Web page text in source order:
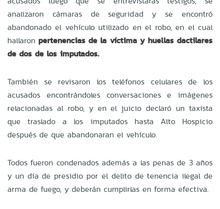
analizaron cámaras de seguridad y se encontró
abandonado el vehículo utilizado en el robo, en el cual
hallaron pertenencias de la víctima y huellas dactilares
de dos de los imputados.
También se revisaron los teléfonos celulares de los
acusados encontrándoles conversaciones e imágenes
relacionadas al robo, y en el juicio declaró un taxista
que traslado a los imputados hasta Alto Hospicio
después de que abandonaran el vehículo.
Todos fueron condenados además a las penas de 3 años
y un día de presidio por el delito de tenencia ilegal de
arma de fuego, y deberán cumplirlas en forma efectiva.